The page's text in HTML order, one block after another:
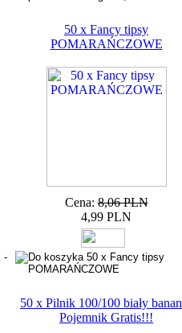
50 x Fancy tipsy
POMARAŃCZOWE
Cena: 8,06 PLN
4,99 PLN
50 x Pilnik 100/100 biały
Pojemnik Gratis!!!